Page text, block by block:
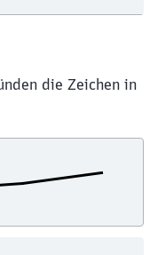
die Zeichen in